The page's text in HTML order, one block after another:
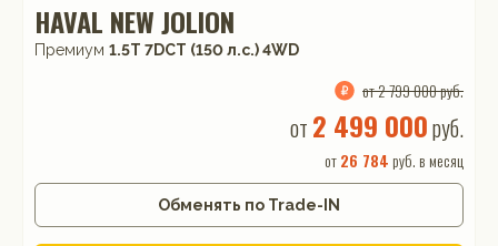
HAVAL NEW JOLION
Премиум 1.5T 7DCT (150 л.с.) 4WD
от 2 799 000 руб.
от 2 499 000руб.
от26 784 руб. в месяц
Обменять по Trade-IN